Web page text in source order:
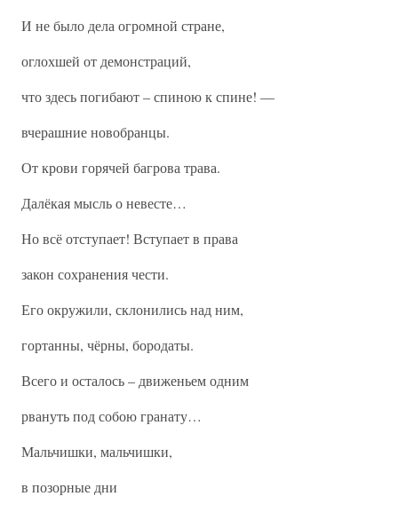
И не было дела огромной стране,
оглохшей от демонстраций,
что здесь погибают – спиною к спине! —
вчерашние новобранцы.
От крови горячей багрова трава.
Далёкая мысль о невесте…
Но всё отступает! Вступает в права
закон сохранения чести.
Его окружили, склонились над ним,
гортанны, чёрны, бородаты.
Всего и осталось – движеньем одним
рвануть под собою гранату…
Мальчишки, мальчишки,
в позорные дни